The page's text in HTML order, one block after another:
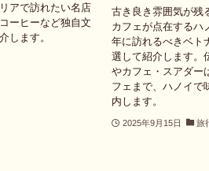
アで訪れたい名店
ーヒーなど独自文
します。
古き良き雰囲気が残
カフェが点在するハ
年に訪れるべきベト
選して紹介します。
やカフェ・スアダー
フェまで、ハノイで
内します。
2025年9月15日 旅